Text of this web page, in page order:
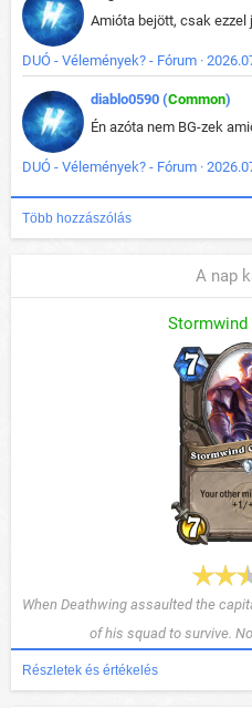
DUÓ - Vélemények? - Fórum ·
diablo0590 (Common)
DUÓ - Vélemények? - Fórum ·
Több hozzászólás
A nap
Stormwind
When Deathwing assaulted the
of his squad to survive.
Részletek és értékelés